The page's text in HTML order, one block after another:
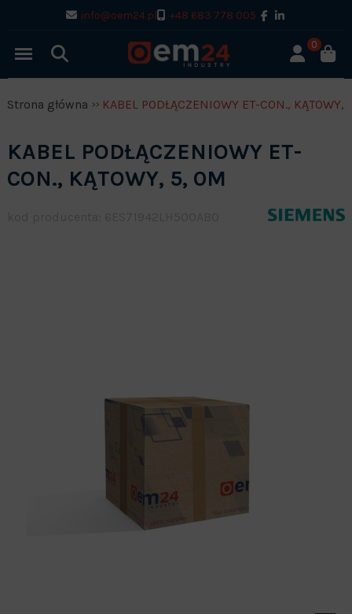
info@oem24.pl +48 683 778 005
0
Strona główna KABEL PODŁĄCZENIOWY ET-CON., KĄTOWY,
KABEL PODŁĄCZENIOWY ET-
CON., KĄTOWY, 5, 0M